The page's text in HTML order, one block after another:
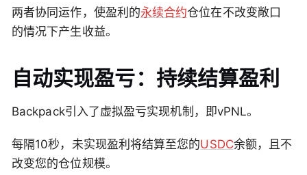
两者协同运作，使盈利的永续合约仓位在不改变敞口
的情况下产生收益。
自动实现盈亏：持续结算盈利
Backpack引入了虚拟盈亏实现机制，即vPNL。
每隔10秒，未实现盈利将结算至您的USDC余额，且不
改变您的仓位规模。